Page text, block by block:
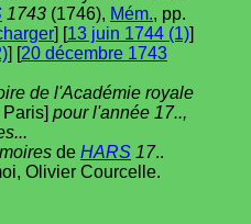
1743 (1746), Mém., pp.
] [13 juin 1744 (1)]
] [20 décembre 1743
de l'Académie royale
Paris] pour l'année 17..,
de HARS 17..
Olivier Courcelle.